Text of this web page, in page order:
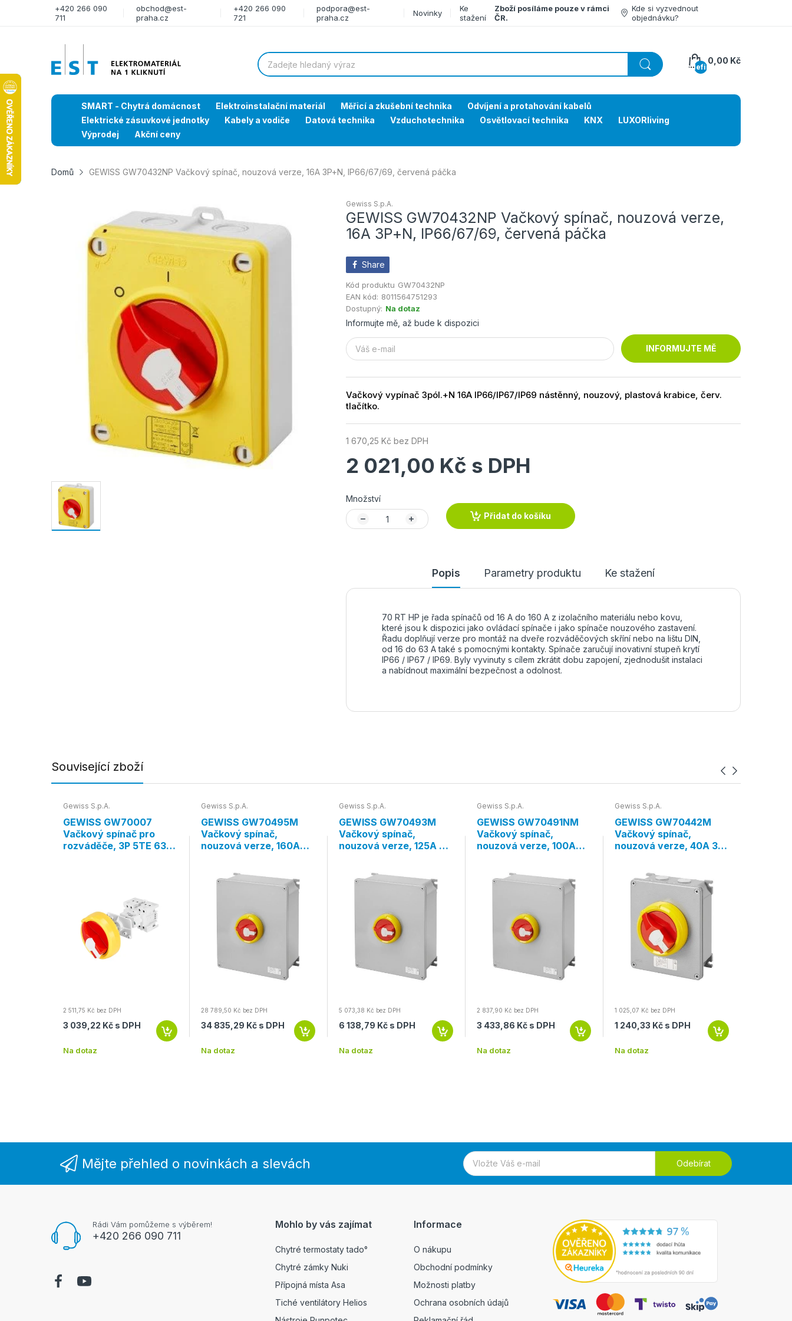
+420 266 090
711
obchod@est-
praha.cz
+420 266 090
721
podpora@est-
praha.cz
Novinky
Ke
stažení
Zboží posíláme pouze v rámci
ČR.
Kde si vyzvednout
objednávku?
undefined
0,00 Kč
SMART - Chytrá domácnost Elektroinstalační materiál Měřicí a zkušební technika
Odvíjení a protahování kabelů
Elektrické zásuvkové jednotky
Kabely a vodiče Datová technika Vzduchotechnika Osvětlovací technika KNX
LUXORliving
Výprodej
Akční ceny
Domů GEWISS GW70432NP Vačkový spínač, nouzová verze, 16A 3P+N, IP66/67/69, červená páčka
Gewiss S.p.A.
GEWISS GW70432NP Vačkový spínač, nouzová verze,
16A 3P+N, IP66/67/69, červená páčka
Share
Kód produktu GW70432NP
EAN kód: 8011564751293
Dostupný: Na dotaz
Informujte mě, až bude k dispozici
INFORMUJTE MĚ
Vačkový vypínač 3pól.+N 16A IP66/IP67/IP69 nástěnný, nouzový, plastová krabice, červ.
tlačítko.
1 670,25 Kč bez DPH
2 021,00 Kč s DPH
Množství
Přidat do košíku
Popis Parametry produktu Ke stažení
70 RT HP je řada spínačů od 16 A do 160 A z izolačního materiálu nebo kovu,
které jsou k dispozici jako ovládací spínače i jako spínače nouzového zastavení.
Řadu doplňují verze pro montáž na dveře rozváděčových skříní nebo na lištu DIN,
od 16 do 63 A také s pomocnými kontakty. Spínače zaručují inovativní stupeň krytí
IP66 / IP67 / IP69. Byly vyvinuty s cílem zkrátit dobu zapojení, zjednodušit instalaci
a nabídnout maximální bezpečnost a odolnost.
Související zboží
Gewiss S.p.A.
GEWISS GW70007
Vačkový spínač pro
rozváděče, 3P 5TE 63A,
2 511,75 Kč bez DPH
3 039,22 Kč s DPH
Na dotaz
Gewiss S.p.A.
GEWISS GW70495M
Vačkový spínač,
nouzová verze, 160A
28 789,50 Kč bez DPH
34 835,29 Kč s DPH
Na dotaz
Gewiss S.p.A.
GEWISS GW70493M
Vačkový spínač,
nouzová verze, 125A 3P,
5 073,38 Kč bez DPH
6 138,79 Kč s DPH
Na dotaz
Gewiss S.p.A.
GEWISS GW70491NM
Vačkový spínač,
nouzová verze, 100A
2 837,90 Kč bez DPH
3 433,86 Kč s DPH
Na dotaz
Gewiss S.p.A.
GEWISS GW70442M
Vačkový spínač,
nouzová verze, 40A 3P,
1 025,07 Kč bez DPH
1 240,33 Kč s DPH
Na dotaz
Mějte přehled o novinkách a slevách Odebírat
Rádi Vám pomůžeme s výběrem!
+420 266 090 711
Mohlo by vás zajímat
Chytré termostaty tado°
Chytré zámky Nuki
Přípojná místa Asa
Tiché ventilátory Helios
Informace
O nákupu
Obchodní podmínky
Možnosti platby
Ochrana osobních údajů